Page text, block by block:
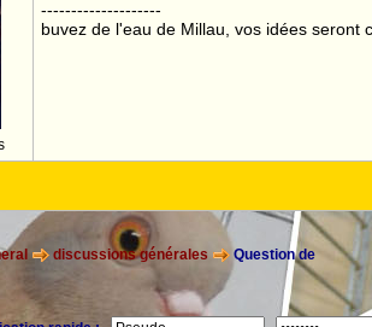
--------------------
buvez de l'eau de Millau, vos idées seront
discussions générales
Question de